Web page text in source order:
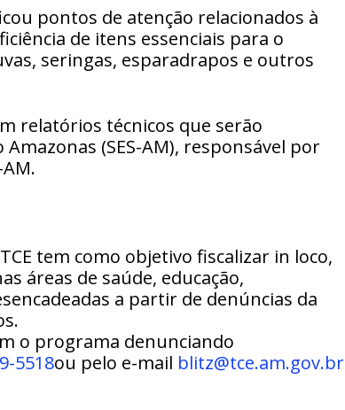
pontos de atenção relacionados à
de itens essenciais para o
seringas, esparadrapos e outros
relatórios técnicos que serão
(SES-AM), responsável por
tem como objetivo fiscalizar in loco,
áreas de saúde, educação,
a partir de denúncias da
o programa denunciando
5518ou pelo e-mail blitz@tce.am.gov.br